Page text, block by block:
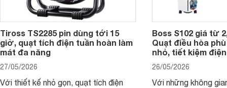
Tiross TS2285 pin dùng tới 15
giờ, quạt tích điện tuần hoàn làm
mát đa năng
27/05/2026
Với thiết kế nhỏ gọn, quạt tích điện
Boss S102 giá từ
Quạt điều hòa
nhỏ, tiết kiệm điện
26/05/2026
Với những không